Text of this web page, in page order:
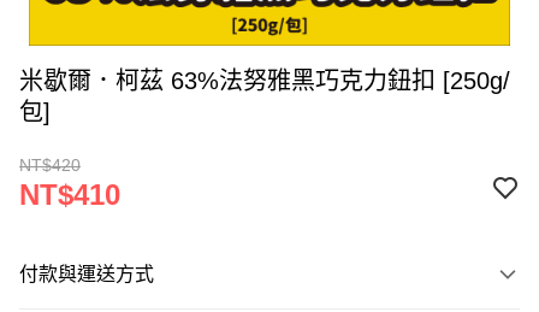
米歇爾．柯茲 63%法努雅黑巧克力鈕扣 [250g/
包]
NT$420
NT$410
付款與運送方式